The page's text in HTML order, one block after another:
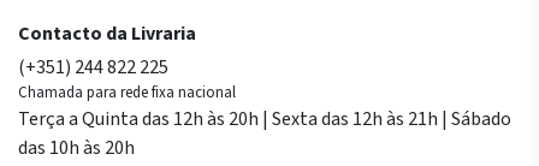
Contacto da Livraria
(+351) 244 822 225
Chamada para rede fixa nacional
Terça a Quinta das 12h às 20h | Sexta das 12h às 21h | Sábado
das 10h às 20h